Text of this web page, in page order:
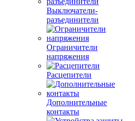
Выключатели-
разъединители
Ограничители
напряжения
Расцепители
Дополнительные
контакты